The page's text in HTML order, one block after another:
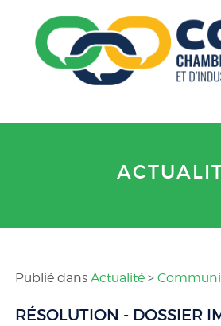
Publié dans Actualité>
RÉSOLUTION - DOSSIER